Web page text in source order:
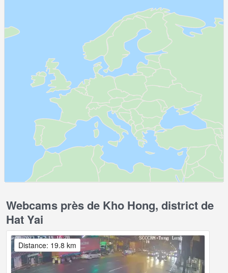
Webcams près de Kho Hong, district de
Hat Yai
Distance: 19.8 km